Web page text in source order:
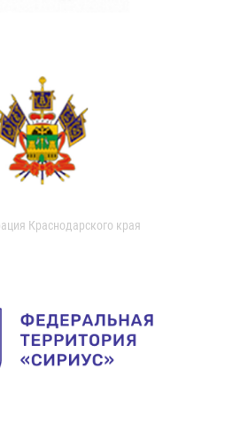
Краснодарского края